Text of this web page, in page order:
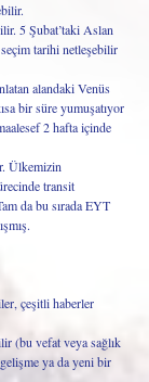
5 Şubat’taki Aslan
tarihi netleşebilir
alandaki Venüs
bir süre yumuşatıyor
2 hafta içinde
Ülkemizin
transit
da bu sırada EYT
çeşitli haberler
(bu vefat veya sağlık
ya da yeni bir